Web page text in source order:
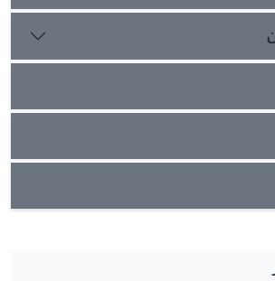
و اندیشۀ پیشرفت مسلط بر آن قراردارد.